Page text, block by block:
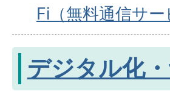
Fi（無料通信サー
デジタル化